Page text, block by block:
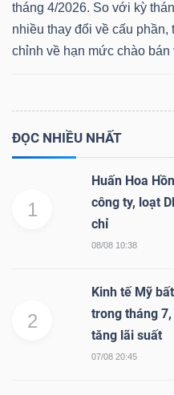
tháng 4/2026. So với kỳ
nhiều thay đổi về cấu
chỉnh về hạn mức chào
ĐỌC NHIỀU NHẤT
1
Huấn Hoa
công ty, loạt
chỉ
08/08 10:38
2
Kinh tế Mỹ
trong tháng
tăng lãi suất
07/08 20:45